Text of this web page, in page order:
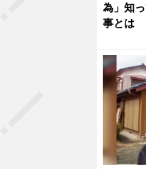
為」知
事とは